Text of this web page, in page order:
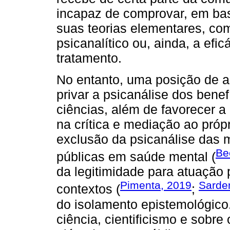
incapaz de comprovar, em
suas teorias elementares,
psicanalítico ou, ainda, a
tratamento.
No entanto, uma posição de
privar a psicanálise dos
ciências, além de favorecer
na crítica e mediação ao
exclusão da psicanálise das
públicas em saúde mental (
da legitimidade para
contextos (Pimenta, 2019;
do isolamento
ciência, cientificismo e